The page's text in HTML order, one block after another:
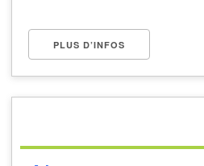
PLUS D’INFOS